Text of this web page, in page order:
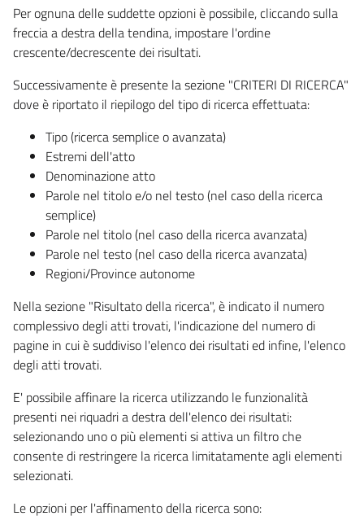
Per ognuna delle suddette opzioni è possibile, cliccando sulla
freccia a destra della tendina, impostare l'ordine
crescente/decrescente dei risultati.
Successivamente è presente la sezione "CRITERI DI RICERCA"
dove è riportato il riepilogo del tipo di ricerca effettuata:
Tipo (ricerca semplice o avanzata)
Estremi dell'atto
Denominazione atto
Parole nel titolo e/o nel testo (nel caso della ricerca
semplice)
Parole nel titolo (nel caso della ricerca avanzata)
Parole nel testo (nel caso della ricerca avanzata)
Regioni/Province autonome
Nella sezione "Risultato della ricerca", è indicato il numero
complessivo degli atti trovati, l'indicazione del numero di
pagine in cui è suddiviso l'elenco dei risultati ed infine, l'elenco
degli atti trovati.
E' possibile affinare la ricerca utilizzando le funzionalità
presenti nei riquadri a destra dell'elenco dei risultati:
selezionando uno o più elementi si attiva un filtro che
consente di restringere la ricerca limitatamente agli elementi
selezionati.
Le opzioni per l'affinamento della ricerca sono: